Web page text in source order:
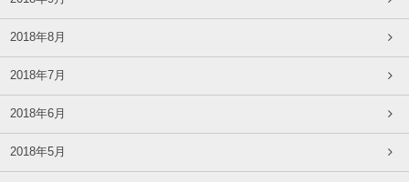
2018年8月
2018年7月
2018年6月
2018年5月